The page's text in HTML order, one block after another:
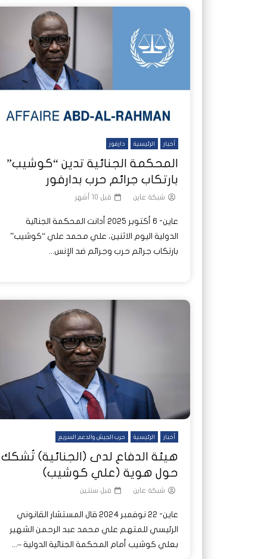
أخبار الرئيسية دارفور
المحكمة الجنائية تدين “كوشيب”
بارتكاب جرائم حرب بدارفور
شبكة عاين قبل 10 أشهر
عاين- 6 أكتوبر 2025 أدانت المحكمة الجنائية
الدولية اليوم الاثنين، علي محمد علي “كوشيب”
بارتكاب جرائم حرب وجرائم ضد الإنس...
أخبار الرئيسية حرب الجيش والدعم السريع
هيئة الدفاع لدى (الجنائية) تُشكك
حول هوية (علي كوشيب)
شبكة عاين قبل سنتين
عاين- 22 نوفمبر 2024 قال المستشار القانوني
الرئيسي للمتهم علي محمد عبد الرحمن الشهير
بعلي كوشيب أمام المحكمة الجنائية الدولية –...